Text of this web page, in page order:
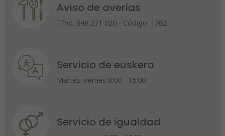
Aviso de averías
Tfno. 948 271 020 - Código: 1762
Servicio de euskera
Martes-viernes 8:00 - 15:00
Servicio de igualdad